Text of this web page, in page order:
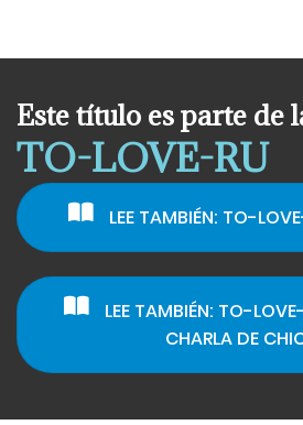
Este título es parte de
TO-LOVE-RU
LEE TAMBIÉN: TO-
LEE TAMBIÉN: TO-
CHARLA DE